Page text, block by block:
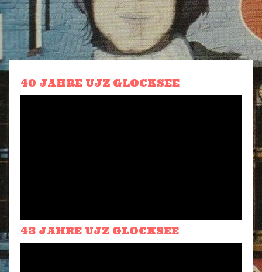
40 JAHRE UJZ GLOCKSEE
43 JAHRE UJZ GLOCKSEE